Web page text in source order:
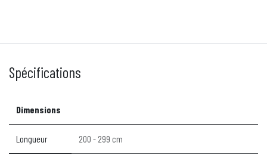
Spécifications
Dimensions
Longueur 200 - 299 cm